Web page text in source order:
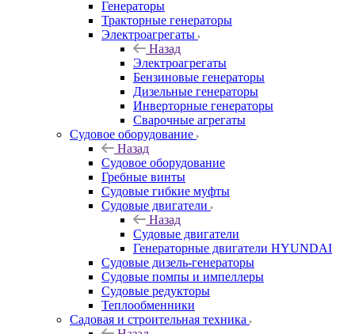
Генераторы
Тракторные генераторы
Электроагрегаты
Назад
Электроагрегаты
Бензиновые генераторы
Дизельные генераторы
Инверторные генераторы
Сварочные агрегаты
Судовое оборудование
Назад
Судовое оборудование
Гребные винты
Судовые гибкие муфты
Судовые двигатели
Назад
Судовые двигатели
Генераторные двигатели HYUNDAI
Судовые дизель-генераторы
Судовые помпы и импеллеры
Судовые редукторы
Теплообменники
Садовая и строительная техника